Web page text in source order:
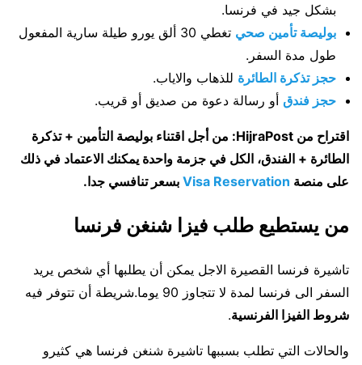
بشكل جيد في فرنسا.
بوليصة تأمين صحي
تغطي 30 ألق يورو طيلة سارية المفعول
طول مدة السفر.
حجز تذكرة الطائرة للذهاب والاياب.
حجز فندق أو رسالة دعوة من صديق أو قريب.
اقتراح من HijraPost: من أجل اقتناء بوليصة التأمين + تذكرة
الطائرة + الفندق، الكل في جزمة واحدة يمكنك الاعتماد في ذلك
على منصة Visa Reservation بسعر تنافسي جدا.
من يستطيع طلب فيزا شنغن فرنسا
تاشيرة فرنسا القصيرة الاجل يمكن أن يطلبها أي شخص يريد
السفر الى فرنسا لمدة لا تتجاوز 90 يوما.شريطة أن تتوفر فيه
شروط الفيزا الفرنسية.
والحالات التي تطلب بسببها تاشيرة شنغن فرنسا هي كثيرو